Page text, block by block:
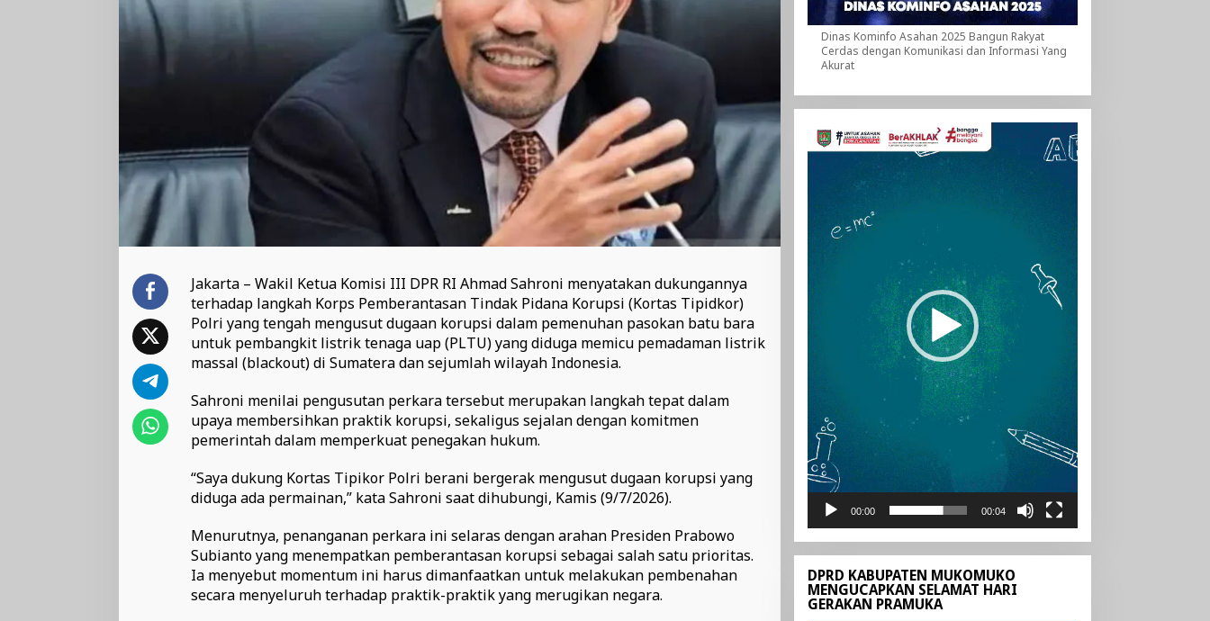
Jakarta – Wakil Ketua Komisi III DPR RI Ahmad Sahroni menyatakan dukungannya
terhadap langkah Korps Pemberantasan Tindak Pidana Korupsi (Kortas Tipidkor)
Polri yang tengah mengusut dugaan korupsi dalam pemenuhan pasokan batu bara
untuk pembangkit listrik tenaga uap (PLTU) yang diduga memicu pemadaman listrik
massal (blackout) di Sumatera dan sejumlah wilayah Indonesia.
Sahroni menilai pengusutan perkara tersebut merupakan langkah tepat dalam
upaya membersihkan praktik korupsi, sekaligus sejalan dengan komitmen
pemerintah dalam memperkuat penegakan hukum.
“Saya dukung Kortas Tipikor Polri berani bergerak mengusut dugaan korupsi yang
diduga ada permainan,” kata Sahroni saat dihubungi, Kamis (9/7/2026).
Menurutnya, penanganan perkara ini selaras dengan arahan Presiden Prabowo
Subianto yang menempatkan pemberantasan korupsi sebagai salah satu prioritas.
Ia menyebut momentum ini harus dimanfaatkan untuk melakukan pembenahan
secara menyeluruh terhadap praktik-praktik yang merugikan negara.
Dinas Kominfo Asahan 2025 Bangun Rakyat
Cerdas dengan Komunikasi dan Informasi Yang
Akurat
Pemutar
Video
00:00 00:04
DPRD KABUPATEN MUKOMUKO
MENGUCAPKAN SELAMAT HARI
GERAKAN PRAMUKA